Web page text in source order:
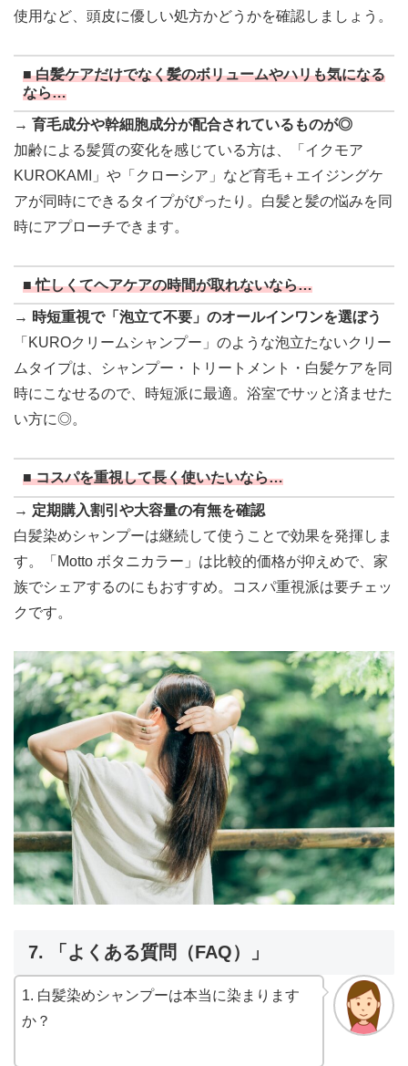
使用など、頭皮に優しい処方かどうかを確認しましょう。
■ 白髪ケアだけでなく髪のボリュームやハリも気になる
なら…
→ 育毛成分や幹細胞成分が配合されているものが◎
加齢による髪質の変化を感じている方は、「イクモア
KUROKAMI」や「クローシア」など育毛＋エイジングケ
アが同時にできるタイプがぴったり。白髪と髪の悩みを同
時にアプローチできます。
■ 忙しくてヘアケアの時間が取れないなら…
→ 時短重視で「泡立て不要」のオールインワンを選ぼう
「KUROクリームシャンプー」のような泡立たないクリー
ムタイプは、シャンプー・トリートメント・白髪ケアを同
時にこなせるので、時短派に最適。浴室でサッと済ませた
い方に◎。
■ コスパを重視して長く使いたいなら…
→ 定期購入割引や大容量の有無を確認
白髪染めシャンプーは継続して使うことで効果を発揮しま
す。「Motto ボタニカラー」は比較的価格が抑えめで、家
族でシェアするのにもおすすめ。コスパ重視派は要チェッ
クです。
7. 「よくある質問（FAQ）」
1. 白髪染めシャンプーは本当に染まります
か？